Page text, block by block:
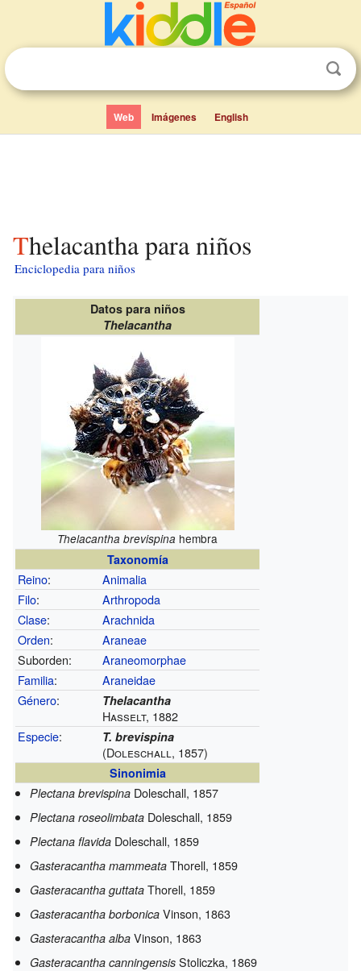
Web Imágenes English
Thelacantha para niños
Enciclopedia para niños
Datos para niños
Thelacantha
Thelacantha brevispina hembra
Taxonomía
Reino:
Animalia
Filo:
Arthropoda
Clase:
Arachnida
Orden:
Araneae
Suborden:
Araneomorphae
Familia:
Araneidae
Género: Thelacantha
Hasselt, 1882
Especie: T. brevispina
(Doleschall, 1857)
Sinonimia
Plectana brevispinaDoleschall, 1857
Plectana roseolimbataDoleschall, 1859
Plectana flavidaDoleschall, 1859
Gasteracantha mammeataThorell, 1859
Gasteracantha guttataThorell, 1859
Gasteracantha borbonicaVinson, 1863
Gasteracantha albaVinson, 1863
Gasteracantha canningensisStoliczka, 1869